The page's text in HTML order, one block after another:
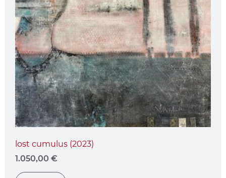
lost cumulus (2023)
1.050,00 €